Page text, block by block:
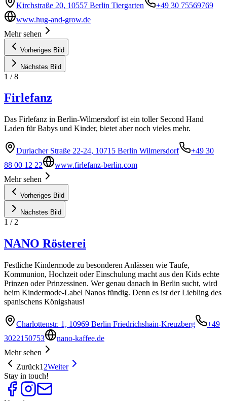
Kirchstraße 20, 10557 Berlin Tiergarten
+49 30 75569769
www.hug-and-grow.de
Mehr sehen
Vorheriges Bild
Nächstes Bild
1 /8
Firlefanz
Das Firlefanz in Berlin-Wilmersdorf ist ein toller Second Hand
Laden für Babys und Kinder, bietet aber noch vieles mehr.
Durlacher Straße 22-24, 10715 Berlin Wilmersdorf
+49 30
88 00 12 22
www.firlefanz-berlin.com
Mehr sehen
Vorheriges Bild
Nächstes Bild
1 / 2
NANO Rösterei
Festliche Kindermode zu besonderen Anlässen wie Taufe,
Kommunion, Hochzeit oder Einschulung macht aus den Kids echte
Prinzen oder Prinzessinen. Wer genau danach in Berlin sucht, wird
beim Kindermode-Label Nanos fündig. Denn es ist der Liebling des
spanischens Königshaus!
Charlottenstr. 1, 10969 Berlin Friedrichshain-Kreuzberg
+49
3022150753
nano-kaffee.de
Mehr sehen
Zurück1 2Weiter
Stay in touch!